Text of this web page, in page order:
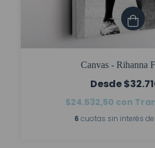
Canvas - Rihanna
$24.532,50 con
6 cuotas sin interés de